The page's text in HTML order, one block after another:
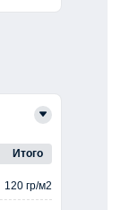
Итого
120 гр/м2